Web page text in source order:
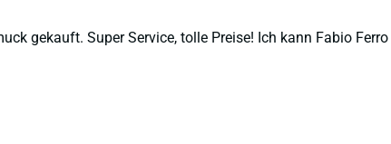
gekauft. Super Service, tolle Preise! Ich kann Fabio